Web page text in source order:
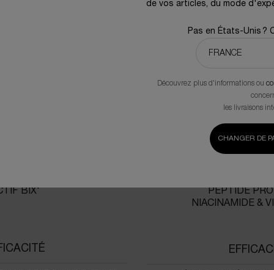
BIX'
[EXO]
PEPTIDE
NIACINAMIDE &
de vos articles, du mode
Pas en États-Unis ?
Découvrez plus d'informations ou
les livraisons
CHANGER DE